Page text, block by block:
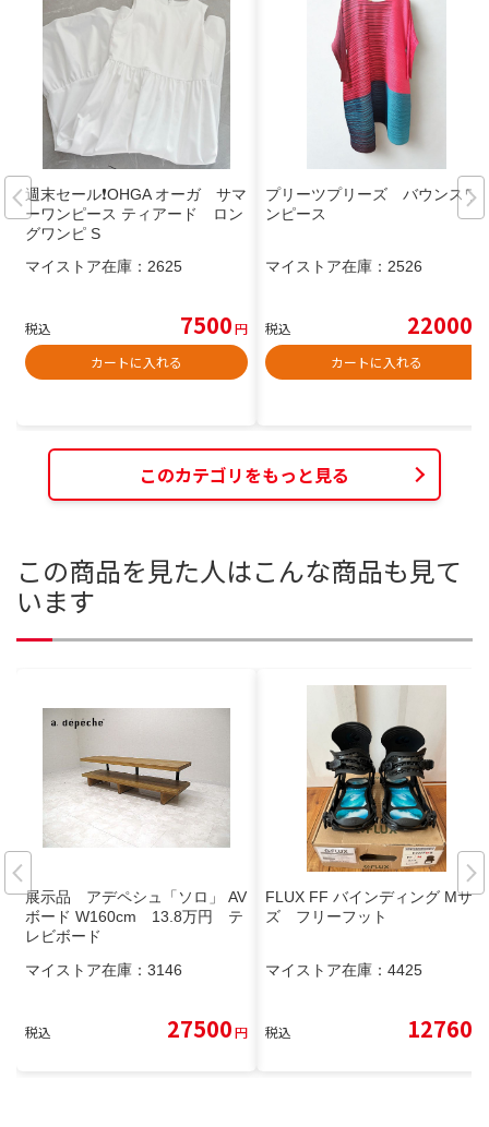
週末セール❗️OHGA オーガ サマ
ーワンピース ティアード ロン
グワンピ S
マイストア在庫： 2625
税込 7500円
カートに入れる
プリーツプリーズ バウンスワ
ンピース
マイストア在庫： 2526
税込 22000
カートに入れる
このカテゴリをもっと見る
この商品を見た人はこんな商品も見て
います
展示品 アデペシュ「ソロ」 AV
ボード W160cm 13.8万円 テ
レビボード
マイストア在庫： 3146
税込 27500円
FLUX FF バインディング Mサイ
ズ フリーフット
マイストア在庫： 4425
税込 12760